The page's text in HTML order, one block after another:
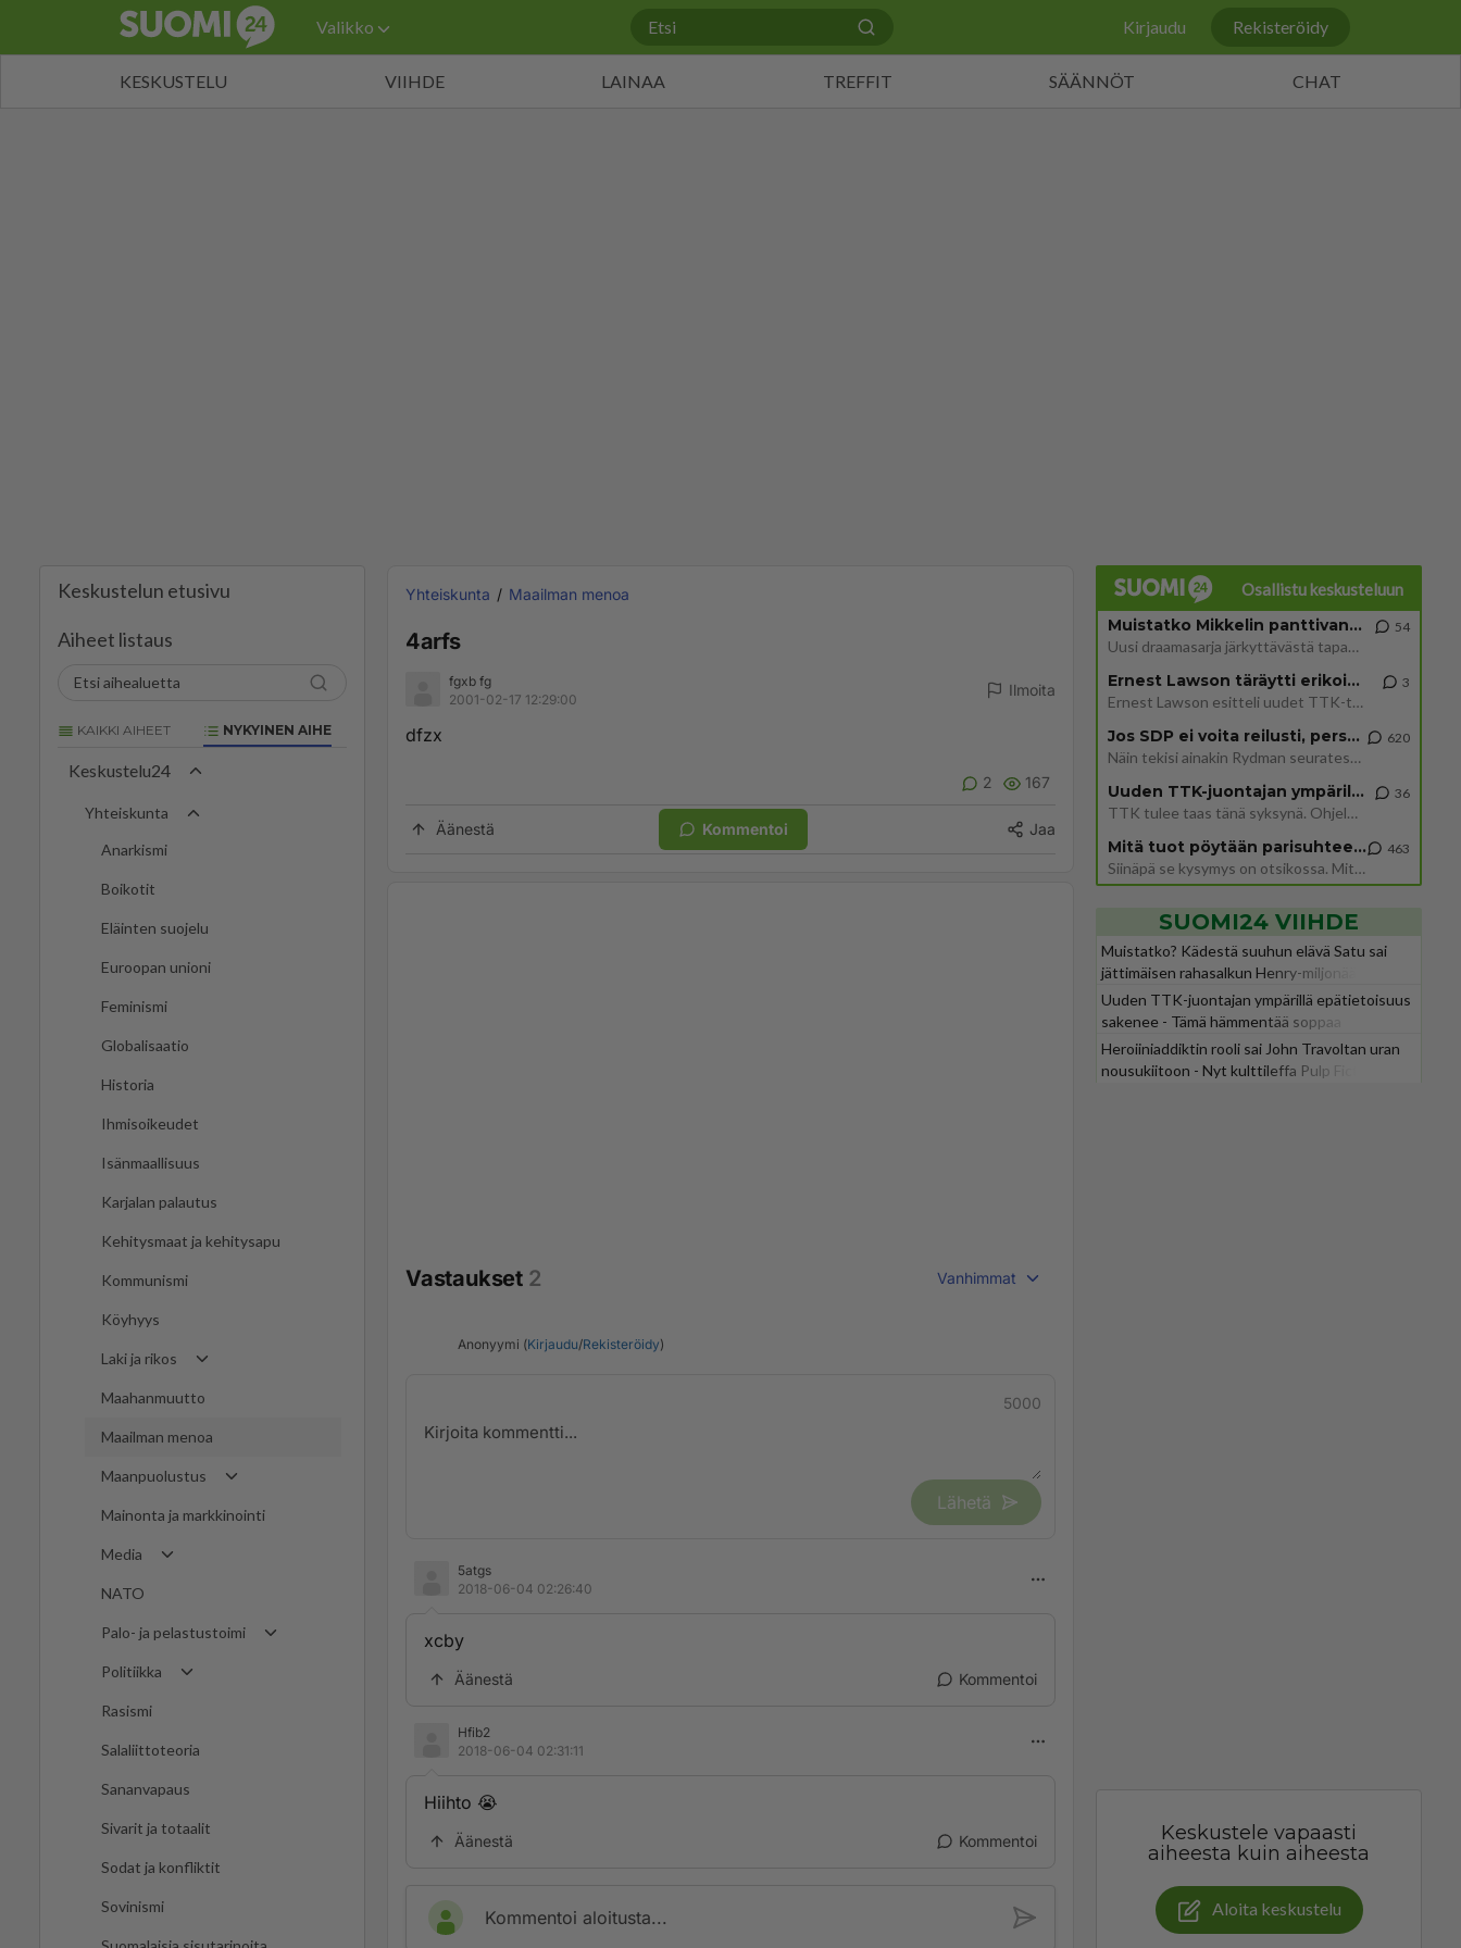
Valikko Kirjaudu Rekisteröidy
KESKUSTELU VIIHDE LAINAA TREFFIT SÄÄNNÖT CHAT
Keskustelun etusivu
Aiheet listaus
KAIKKI AIHEET NYKYINEN AIHE
Keskustelu24
Yhteiskunta
Anarkismi
Boikotit
Eläinten suojelu
Euroopan unioni
Feminismi
Globalisaatio
Historia
Ihmisoikeudet
Isänmaallisuus
Karjalan palautus
Kehitysmaat ja kehitysapu
Kommunismi
Köyhyys
Laki ja rikos
Maahanmuutto
Maailman menoa
Maanpuolustus
Mainonta ja markkinointi
Media
NATO
Palo- ja pelastustoimi
Politiikka
Rasismi
Salaliittoteoria
Sananvapaus
Sivarit ja totaalit
Sodat ja konfliktit
Sovinismi
Yhteiskunta Maailman menoa
4arfs
fgxb fg
2001-02-17 12:29:00
Ilmoita
dfzx
2 167
Äänestä Kommentoi Jaa
Vastaukset 2 Vanhimmat
Anonyymi (Kirjaudu/Rekisteröidy)
5000
Lähetä
5atgs
2018-06-04 02:26:40
xcby
Äänestä Kommentoi
Hfib2
2018-06-04 02:31:11
Hiihto 😭
Äänestä Kommentoi
Kommentoi aloitusta...
Osallistu keskusteluun
Muistatko Mikkelin panttivankidraaman?
Uusi draamasarja järkyttävästä tapauksesta on tulossa. Tositapahtumiin perustuva sarja ammentaa vuoden 1986 Mikkelin pan
54
Ernest Lawson täräytti erikoisen heiton TTK-lehdistötilaisuudessa: " Onko tässä tarkoituksena...?"
Ernest Lawson esitteli uudet TTK-tähtioppilaat ja opettajat torstaina 6.8. lehdistölle. Tulevalla kaudella on yksi hausk
3
Jos SDP ei voita reilusti, persut kumoavat demokratian Suomesta
Näin tekisi ainakin Rydman seuratessaan idolinsa Trumpin mallia https://www.is.fi/politiikka/art-2000012187244.html
620
Uuden TTK-juontajan ympärillä epätietoisuus sakenee - Nyt MTV hämmentää soppaa
TTK tulee taas tänä syksynä. Ohjelman uudet tähtioppilaat julkistetaan torstaina 6. elokuuta klo 14 alkavassa lehdistö
36
Mitä tuot pöytään parisuhteessa?
Siinäpä se kysymys on otsikossa. Mitäpä siis tuot/toisit pöytään parisuhteessa? Oletko mies vai nainen? Koetko sen mitä
463
SUOMI24 VIIHDE
Muistatko? Kädestä suuhun elävä Satu sai
jättimäisen rahasalkun Henry-miljonääriltä
Uuden TTK-juontajan ympärillä epätietoisuus
sakenee - Tämä hämmentää soppaa
Heroiiniaddiktin rooli sai John Travoltan uran
nousukiitoon - Nyt kulttileffa Pulp Fiction
Keskustele vapaasti
aiheesta kuin aiheesta
Aloita keskustelu